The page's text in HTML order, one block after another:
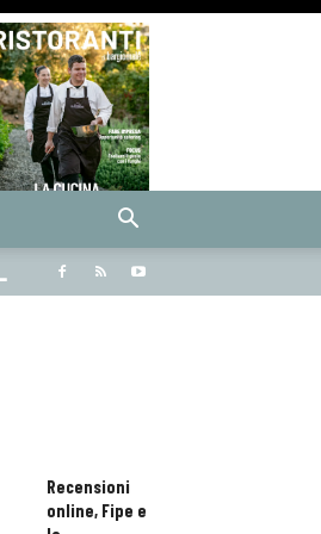
dolcegiornale
Recensioni
online, Fipe e